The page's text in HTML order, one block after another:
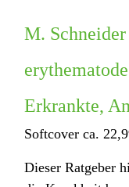
M.
Erkrankte,
Softcover ca.
Dieser Ratgeber